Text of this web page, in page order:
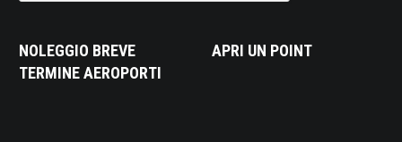
NOLEGGIO BREVE
TERMINE AEROPORTI
APRI UN POINT